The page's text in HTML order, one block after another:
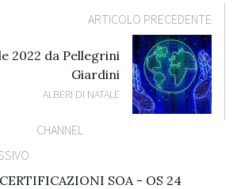
ARTICOLO PRECEDENTE
2022 da Pellegrini
Giardini
ALBERI DI NATALE
CHANNEL
CERTIFICAZIONI SOA - OS 24